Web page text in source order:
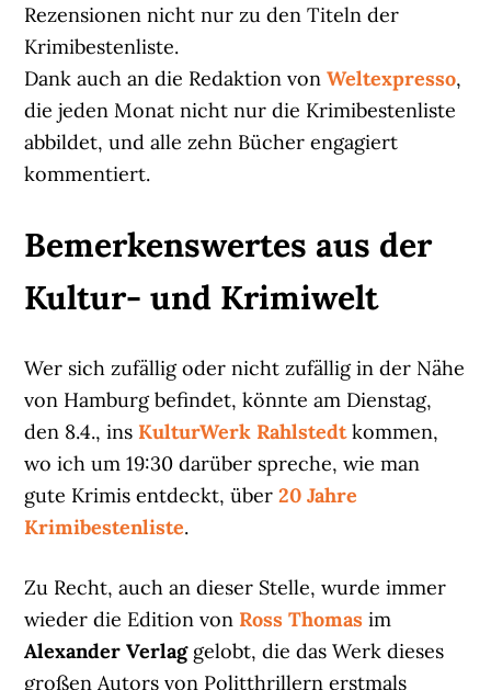
Rezensionen nicht nur zu den Titeln der
Krimibestenliste.
Dank auch an die Redaktion vonWeltexpresso,
die jeden Monat nicht nur die Krimibestenliste
abbildet, und alle zehn Bücher engagiert
kommentiert.
Bemerkenswertes aus der
Kultur- und Krimiwelt
Wer sich zufällig oder nicht zufällig in der Nähe
von Hamburg befindet, könnte am Dienstag,
den 8.4., ins KulturWerk Rahlstedtkommen,
wo ich um 19:30 darüber spreche, wie man
gute Krimis entdeckt, über20 Jahre
Krimibestenliste.
Zu Recht, auch an dieser Stelle, wurde immer
wieder die Edition von Ross Thomasim
Alexander Verlaggelobt, die das Werk dieses
großen Autors von Politthrillern erstmals